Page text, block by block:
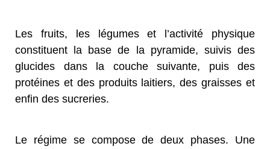
Les fruits, les légumes et l’activité physique
constituent la base de la pyramide, suivis des
glucides dans la couche suivante, puis des
protéines et des produits laitiers, des graisses et
enfin des sucreries.
Le régime se compose de deux phases. Une